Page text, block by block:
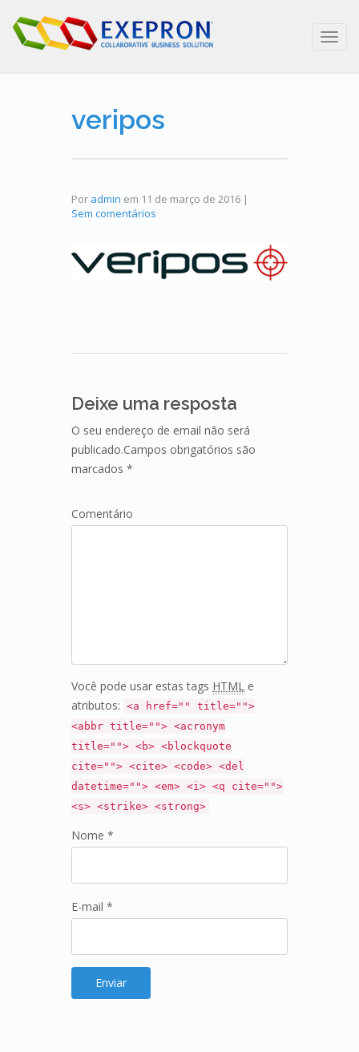
veripos
Por admin em 11 de março de 2016 |
Sem comentários
Deixe uma resposta
O seu endereço de email não será
publicado.Campos obrigatórios são
marcados *
Comentário
Você pode usar estas tags HTML e
atributos: <a href="" title="">
<abbr title=""> <acronym
title=""> <b> <blockquote
cite=""> <cite> <code> <del
datetime=""> <em> <i> <q cite="">
<s> <strike> <strong>
Nome *
E-mail *